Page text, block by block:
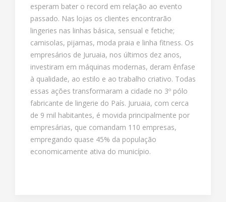
esperam bater o record em relação ao evento
passado. Nas lojas os clientes encontrarão
lingeries nas linhas básica, sensual e fetiche;
camisolas, pijamas, moda praia e linha fitness. Os
empresários de Juruaia, nos últimos dez anos,
investiram em máquinas modernas, deram ênfase
à qualidade, ao estilo e ao trabalho criativo. Todas
essas ações transformaram a cidade no 3º pólo
fabricante de lingerie do País. Juruaia, com cerca
de 9 mil habitantes, é movida principalmente por
empresárias, que comandam 110 empresas,
empregando quase 45% da população
economicamente ativa do município.